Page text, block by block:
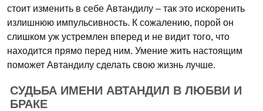
стоит изменить в себе Автандилу – так это искоренить
излишнюю импульсивность. К сожалению, порой он
слишком уж устремлен вперед и не видит того, что
находится прямо перед ним. Умение жить настоящим
поможет Автандилу сделать свою жизнь лучше.
СУДЬБА ИМЕНИ АВТАНДИЛ В ЛЮБВИ И
БРАКЕ